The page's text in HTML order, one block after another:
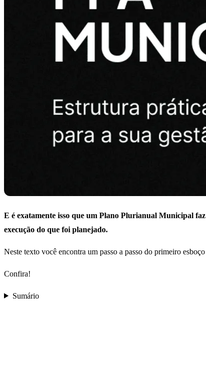
E é exatamente isso que um Plano Plurianual Municipal
execução do que foi planejado.
Neste texto você encontra um passo a passo do primeiro
Confira!
Sumário